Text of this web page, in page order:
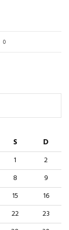
0
S D
1
2
8
9
15
16
22
23